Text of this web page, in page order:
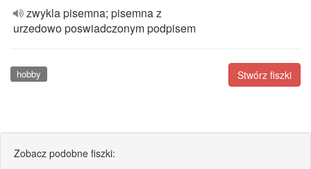
zwykla pisemna; pisemna z
urzedowo poswiadczonym podpisem
Stwórz fiszki
hobby
Zobacz podobne fiszki: